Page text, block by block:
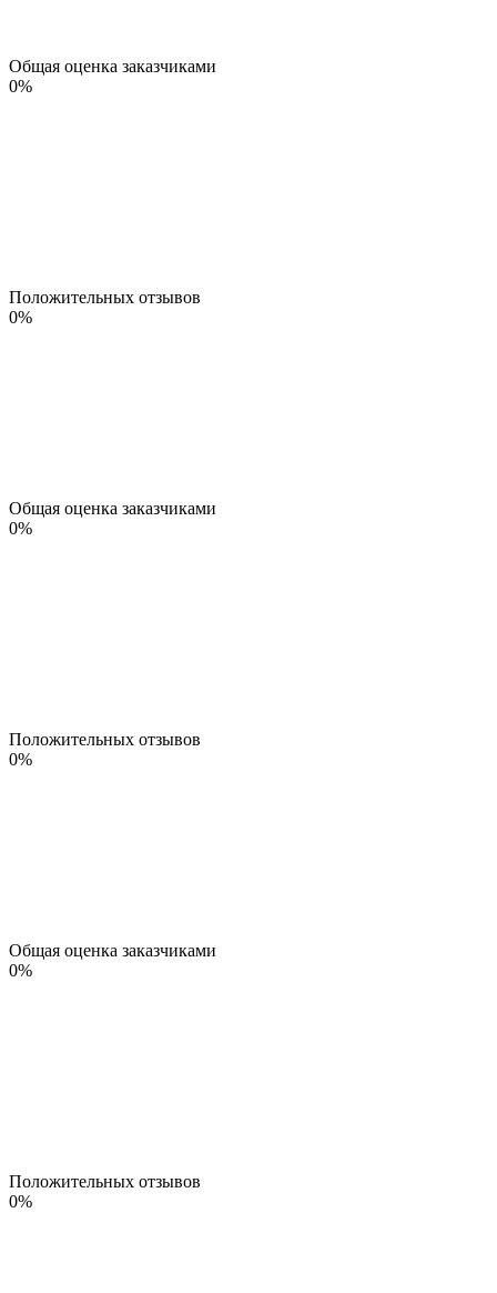
Общая оценка заказчиками
0%
Положительных отзывов
0%
Общая оценка заказчиками
0%
Положительных отзывов
0%
Общая оценка заказчиками
0%
Положительных отзывов
0%